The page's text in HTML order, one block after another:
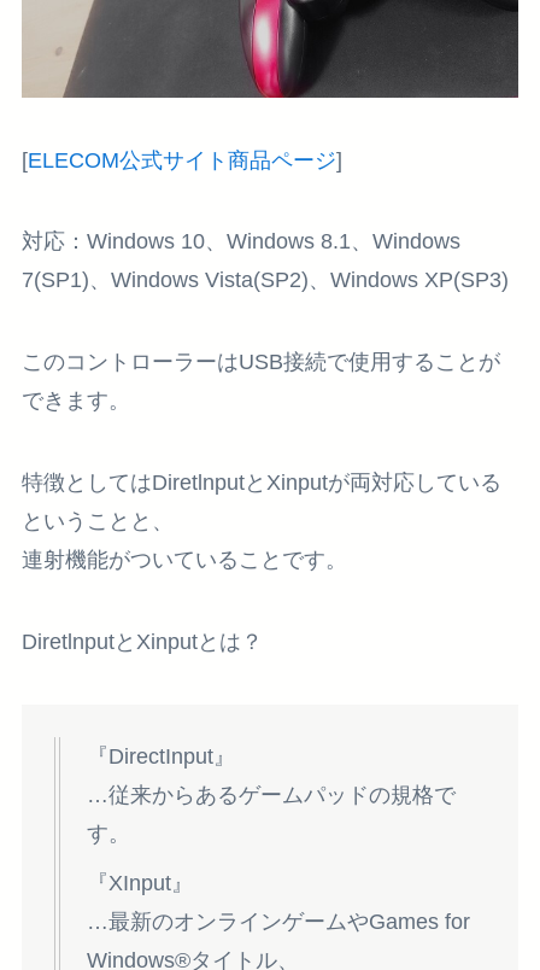
[ELECOM公式サイト商品ページ]
対応：Windows 10、Windows 8.1、Windows
7(SP1)、Windows Vista(SP2)、Windows XP(SP3)
このコントローラーはUSB接続で使用することが
できます。
特徴としてはDiretlnputとXinputが両対応している
ということと、
連射機能がついていることです。
DiretlnputとXinputとは？
『DirectInput』
…従来からあるゲームパッドの規格で
す。
『XInput』
…最新のオンラインゲームやGames for
Windows®タイトル、